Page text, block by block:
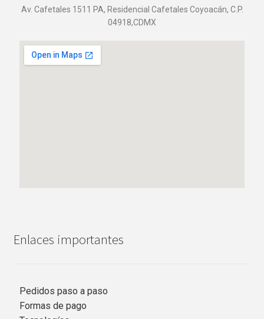
Av. Cafetales 1511 PA, Residencial Cafetales Coyoacán, C.P.
04918,CDMX
Enlaces importantes
Pedidos paso a paso
Formas de pago